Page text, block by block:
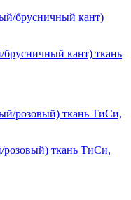
кант) ткань
ткань ТиСи,